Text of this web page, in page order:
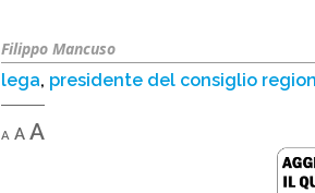
Filippo Mancuso
lega, presidente del consiglio
A
Decrease
font
A Reset
font
A